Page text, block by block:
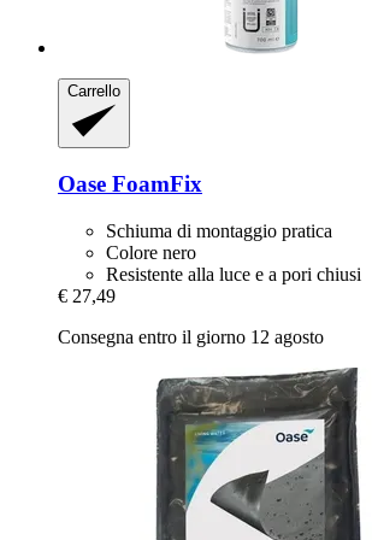
Carrello
Oase FoamFix
Schiuma di montaggio pratica
Colore nero
Resistente alla luce e a pori chiusi
€ 27,49
Consegna entro il giorno 12 agosto